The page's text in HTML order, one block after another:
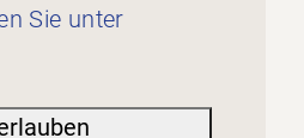
Sie unter